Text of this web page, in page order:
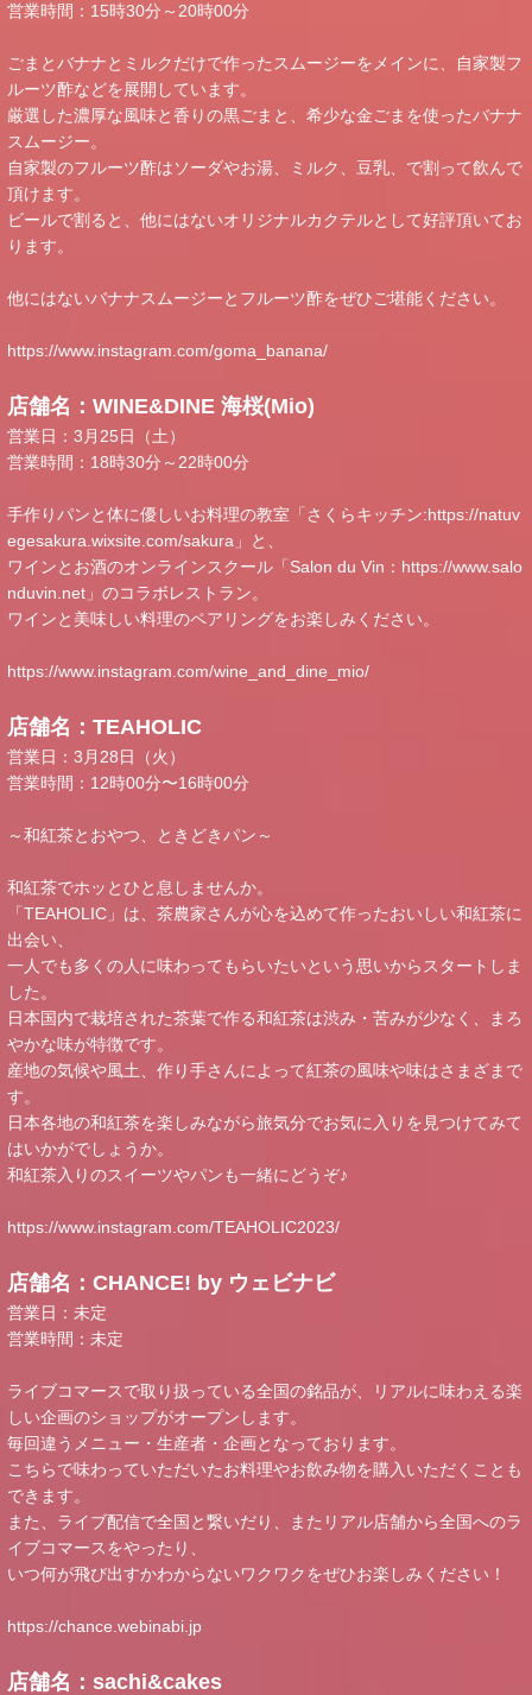
営業時間：15時30分～20時00分
ごまとバナナとミルクだけで作ったスムージーをメインに、自家製フ
ルーツ酢などを展開しています。
厳選した濃厚な風味と香りの黒ごまと、希少な金ごまを使ったバナナ
スムージー。
自家製のフルーツ酢はソーダやお湯、ミルク、豆乳、で割って飲んで
頂けます。
ビールで割ると、他にはないオリジナルカクテルとして好評頂いてお
ります。
他にはないバナナスムージーとフルーツ酢をぜひご堪能ください。
https://www.instagram.com/goma_banana/
店舗名：WINE&DINE 海桜(Mio)
営業日：3月25日（土）
営業時間：18時30分～22時00分
手作りパンと体に優しいお料理の教室「さくらキッチン:https://natuv
egesakura.wixsite.com/sakura 」と、
ワインとお酒のオンラインスクール「Salon du Vin： https://www.salo
nduvin.net 」のコラボレストラン。
ワインと美味しい料理のペアリングをお楽しみください。
https://www.instagram.com/wine_and_dine_mio/
店舗名：TEAHOLIC
営業日：3月28日（火）
営業時間：12時00分〜16時00分
～和紅茶とおやつ、ときどきパン～
和紅茶でホッとひと息しませんか。
「TEAHOLIC」は、茶農家さんが心を込めて作ったおいしい和紅茶に
出会い、
一人でも多くの人に味わってもらいたいという思いからスタートしま
した。
日本国内で栽培された茶葉で作る和紅茶は渋み・苦みが少なく、まろ
やかな味が特徴です。
産地の気候や風土、作り手さんによって紅茶の風味や味はさまざまで
す。
日本各地の和紅茶を楽しみながら旅気分でお気に入りを見つけてみて
はいかがでしょうか。
和紅茶入りのスイーツやパンも一緒にどうぞ♪
https://www.instagram.com/TEAHOLIC2023/
店舗名：CHANCE! by ウェビナビ
営業日：未定
営業時間：未定
ライブコマースで取り扱っている全国の銘品が、リアルに味わえる楽
しい企画のショップがオープンします。
毎回違うメニュー・生産者・企画となっております。
こちらで味わっていただいたお料理やお飲み物を購入いただくことも
できます。
また、ライブ配信で全国と繋いだり、またリアル店舗から全国へのラ
イブコマースをやったり、
いつ何が飛び出すかわからないワクワクをぜひお楽しみください！
https://chance.webinabi.jp
店舗名：sachi&cakes